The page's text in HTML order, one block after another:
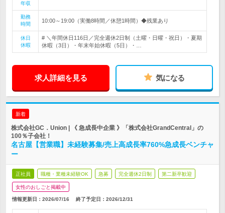
年収
勤務
時間
10:00～19:00（実働8時間／休憩1時間）◆残業あり
休日
休暇
# ＼年間休日116日／完全週休2日制（土曜・日曜・祝日）・夏期
休暇（3日）・年末年始休暇（5日）・…
求人詳細を見る 気になる
新着
株式会社GC．Union | 《 急成長中企業 》「株式会社GrandCentral」の
100％子会社！
名古屋【営業職】未経験募集/売上高成長率760%急成長ベンチャ
ー
正社員 職種・業種未経験OK 急募 完全週休2日制 第二新卒歓迎
女性のおしごと掲載中
情報更新日：2026/07/16 終了予定日： 2026/12/31